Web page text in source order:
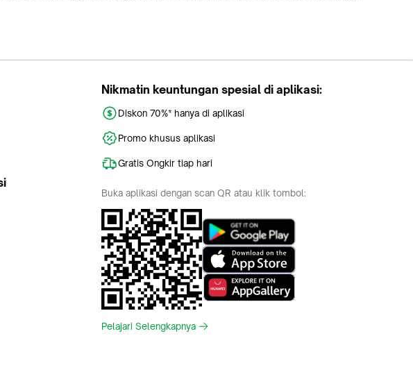
Nikmatin keuntungan spesial di aplikasi:
Diskon 70%* hanya di aplikasi
Promo khusus aplikasi
Gratis Ongkir tiap hari
Buka aplikasi dengan scan QR atau klik tombol:
Pelajari Selengkapnya